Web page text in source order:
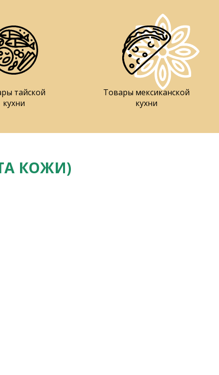
тайской
кухни
Товары мексиканской
кухни
КОЖИ)